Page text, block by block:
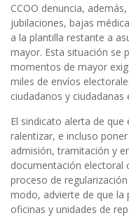
CCOO denuncia,
jubilaciones, bajas
a la plantilla restante a
mayor. Esta situación se
momentos de mayor
miles de envíos
ciudadanos y
El sindicato alerta de
ralentizar, e incluso
admisión, tramitación y
documentación electoral
proceso de
modo, advierte de que la
oficinas y unidades de